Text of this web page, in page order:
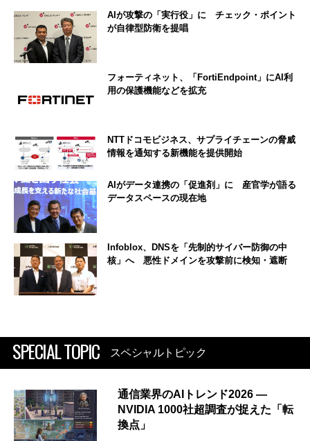
AIが攻撃の「実行役」に チェック・ポイント
が自律型防衛を提唱
フォーティネット、「FortiEndpoint」にAI利
用の保護機能などを拡充
NTTドコモビジネス、サプライチェーンの脅威
情報を通知する新機能を提供開始
AIがデータ連携の「促進剤」に 産官学が語る
データスペースの現在地
Infoblox、DNSを「先制的サイバー防御の中
核」へ 悪性ドメインを攻撃前に検知・遮断
SPECIAL TOPIC スペシャルトピック
通信業界のAIトレンド2026 ―
NVIDIA 1000社超調査が捉えた「転
換点」